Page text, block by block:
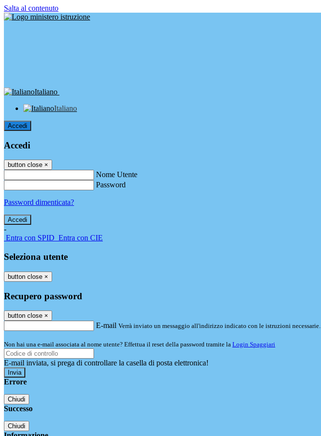
Salta al contenuto
Italiano
Italiano
Accedi
Accedi
button close ×
Nome Utente
Password
Password dimenticata?
-
Entra con SPID Entra con CIE
Seleziona utente
button close ×
Recupero password
button close ×
E-mail Verrà inviato un messaggio all'indirizzo indicato con le istruzioni necessarie.
Non hai una e-mail associata al nome utente? Effettua il reset della password tramite la Login Spaggiari
E-mail inviata, si prega di controllare la casella di posta elettronica!
Errore
Chiudi
Successo
Chiudi